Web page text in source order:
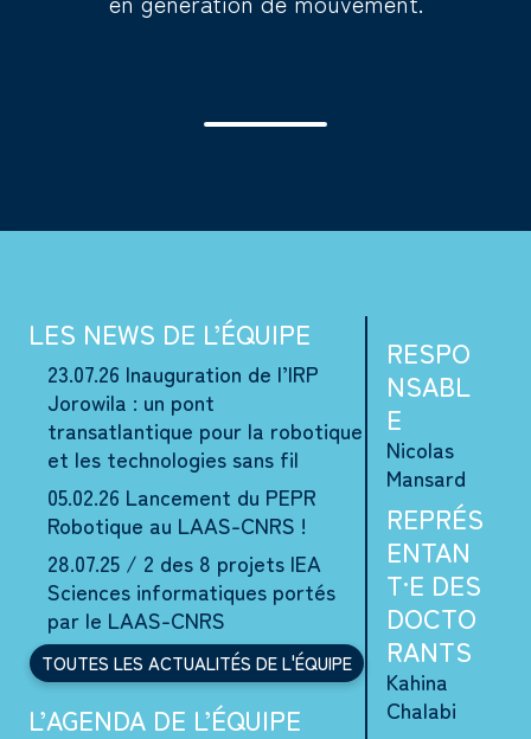
LES NEWS DE L’ÉQUIPE
23.07.26 Inauguration de l’IRP
Jorowila : un pont
transatlantique pour la robotique
et les technologies sans fil
05.02.26 Lancement du PEPR
Robotique au LAAS-CNRS !
28.07.25 / 2 des 8 projets IEA
Sciences informatiques portés
par le LAAS-CNRS
TOUTES LES ACTUALITÉS DE L'ÉQUIPE
L’AGENDA DE L’ÉQUIPE
RESPO
NSABL
E
Nicolas
Mansard
REPRÉS
ENTAN
T·E DES
DOCTO
RANTS
Kahina
Chalabi